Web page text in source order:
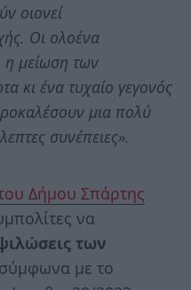
οιονεί
Οι ολοένα
η μείωση των
κι ένα τυχαίο γεγονός
μια πολύ
συνέπειες».
Δήμου Σπάρτης
να
των
με το